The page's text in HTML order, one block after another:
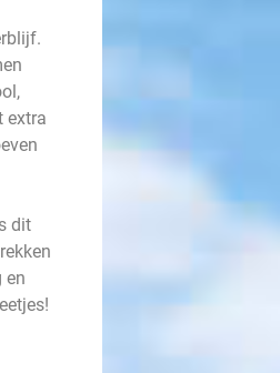
extra
dit
en